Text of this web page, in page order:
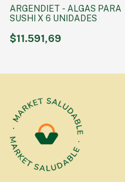
ARGENDIET - ALGAS PARA
SUSHI X 6 UNIDADES
$11.591,69